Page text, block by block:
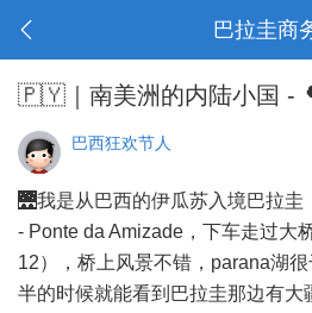
巴拉圭商
🇵🇾｜南美洲的内陆小国 -
巴西狂欢节人
🌉我是从巴西的伊瓜苏入境巴拉圭
- Ponte da Amizade，下车走过大
12），桥上风景不错，parana湖
半的时候就能看到巴拉圭那边有大